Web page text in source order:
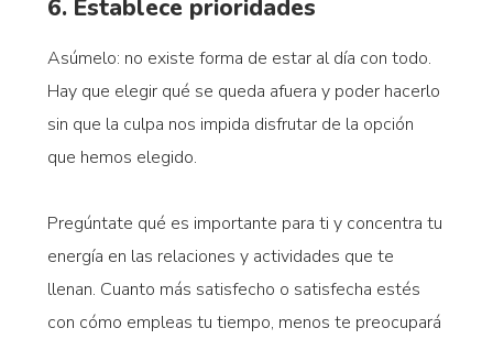
6. Establece prioridades
Asúmelo: no existe forma de estar al día con todo.
Hay que elegir qué se queda afuera y poder hacerlo
sin que la culpa nos impida disfrutar de la opción
que hemos elegido.
Pregúntate qué es importante para ti y concentra tu
energía en las relaciones y actividades que te
llenan. Cuanto más satisfecho o satisfecha estés
con cómo empleas tu tiempo, menos te preocupará